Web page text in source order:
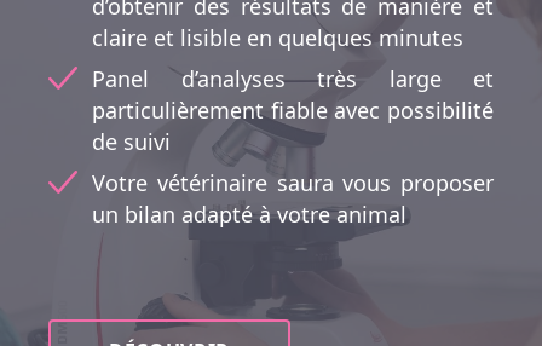
claire et lisible en quelques minutes
Panel d’analyses très large et
particulièrement fiable avec possibilité
de suivi
Votre vétérinaire saura vous proposer
un bilan adapté à votre animal